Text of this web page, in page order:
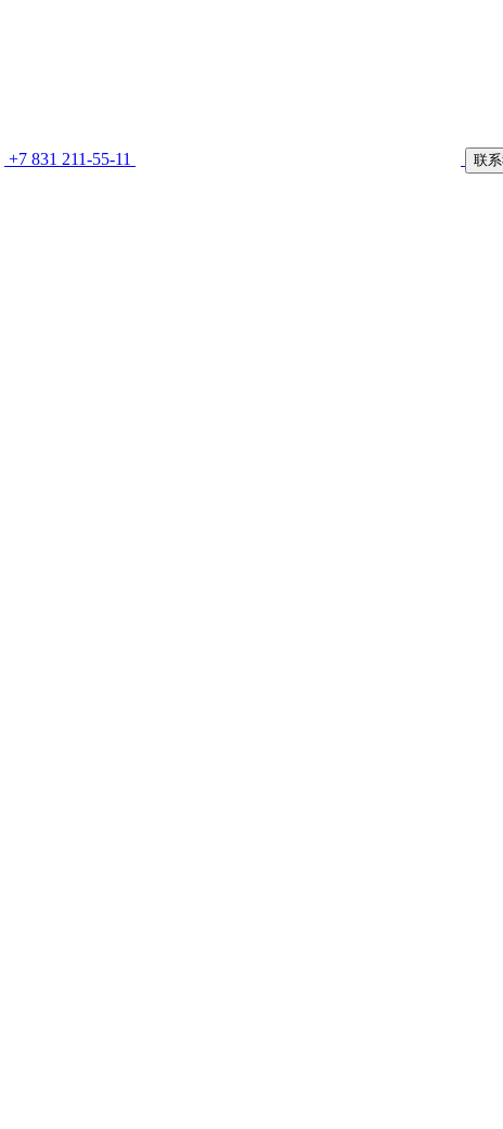
+7 831 211-55-11 联